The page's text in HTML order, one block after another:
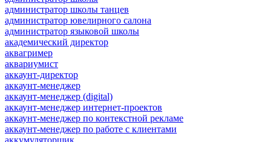
администратор школы танцев
администратор ювелирного салона
администратор языковой школы
академический директор
аквагример
аквариумист
аккаунт-директор
аккаунт-менеджер
аккаунт-менеджер (digital)
аккаунт-менеджер интернет-проектов
аккаунт-менеджер по контекстной рекламе
аккаунт-менеджер по работе с клиентами
аккумуляторщик